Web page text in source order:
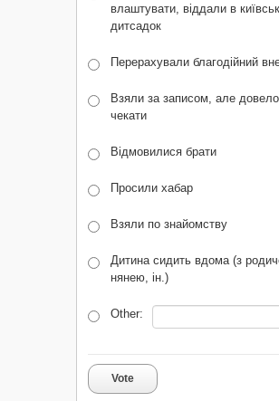
влаштувати, віддали в
дитсадок
Перерахували благодійний
Взяли за записом, але
чекати
Відмовилися брати
Просили хабар
Взяли по знайомству
Дитина сидить вдома (з
нянею, ін.)
Other:
Vote